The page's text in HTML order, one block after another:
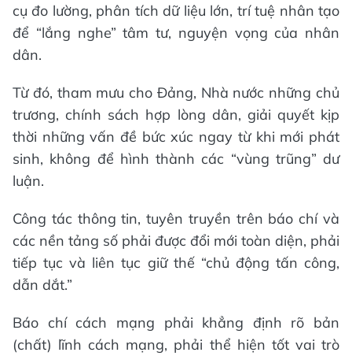
cụ đo lường, phân tích dữ liệu lớn, trí tuệ nhân tạo
để “lắng nghe” tâm tư, nguyện vọng của nhân
dân.
Từ đó, tham mưu cho Đảng, Nhà nước những chủ
trương, chính sách hợp lòng dân, giải quyết kịp
thời những vấn đề bức xúc ngay từ khi mới phát
sinh, không để hình thành các “vùng trũng” dư
luận.
Công tác thông tin, tuyên truyền trên báo chí và
các nền tảng số phải được đổi mới toàn diện, phải
tiếp tục và liên tục giữ thế “chủ động tấn công,
dẫn dắt.”
Báo chí cách mạng phải khẳng định rõ bản
(chất) lĩnh cách mạng, phải thể hiện tốt vai trò